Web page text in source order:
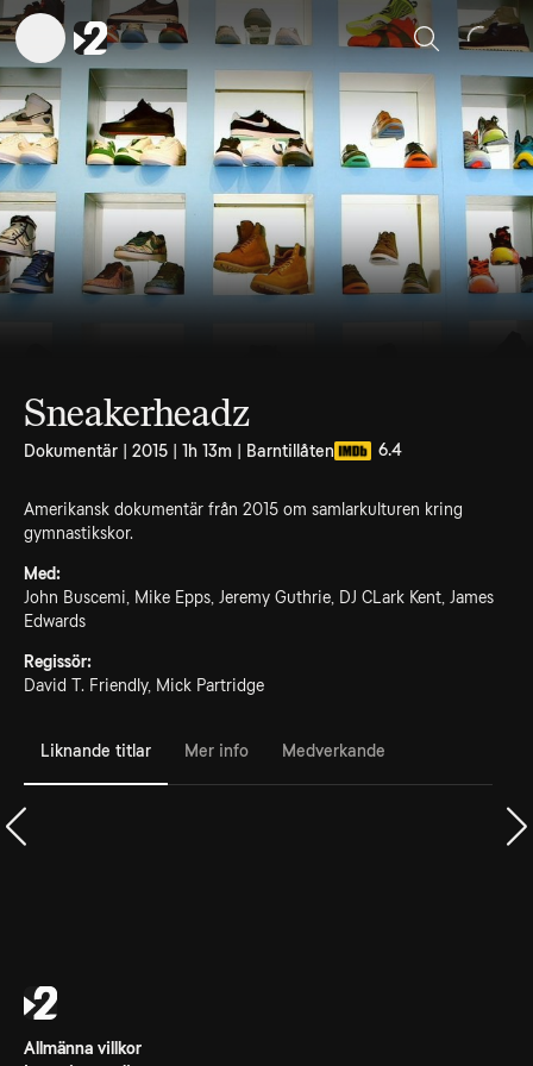
Sök
Sneakerheadz
Dokumentär | 2015 | 1h 13m | Barntillåten 6.4
Amerikansk dokumentär från 2015 om samlarkulturen kring
gymnastikskor.
Med:
John Buscemi, Mike Epps, Jeremy Guthrie, DJ CLark Kent, James
Edwards
Regissör:
David T. Friendly, Mick Partridge
Liknande titlar Mer info Medverkande
Allmänna villkor